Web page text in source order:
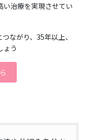
い治療を実現させてい
ながり、35年以上、
ょう